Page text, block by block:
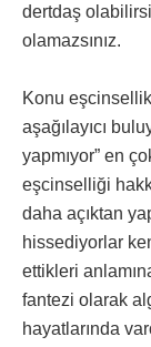
dertdaş
olamazsınız.
Konu
aşağılayıcı
yapmıyor” en
eşcinselliği
daha açıktan
hissediyorlar
ettikleri
fantezi olarak
hayatlarında